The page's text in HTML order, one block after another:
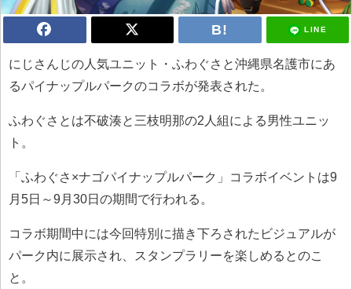
LINE
にじさんじの人気ユニット・ふわぐさと沖縄県名護市にあ
るパイナップルパークのコラボが発表された。
ふわぐさとは不破湊と三枝明那の2人組による男性ユニッ
ト。
「ふわぐさ×ナゴパイナップルパーク」コラボイベントは9
月5日～9月30日の期間で行われる。
コラボ期間中には今回特別に描き下ろされたビジュアルが
パーク内に展示され、スタンプラリーを楽しめるとのこ
と。